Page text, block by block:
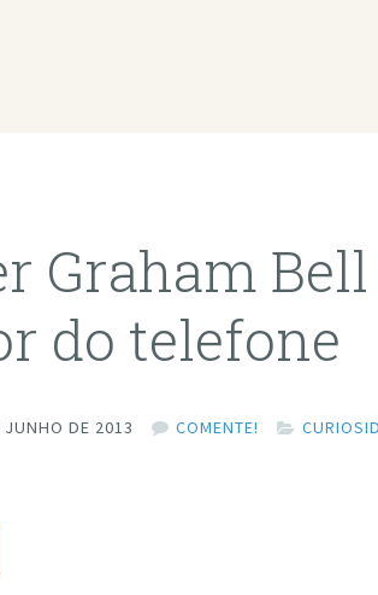
Graham
do telefone
JUNHO DE 2013 COMENTE!